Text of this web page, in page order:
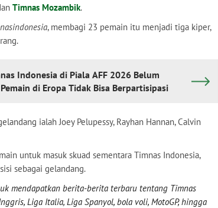
Timnas Mozambik.
, membagi 23 pemain itu menjadi tiga kiper,
Indonesia di Piala AFF 2026 Belum
di Eropa Tidak Bisa Berpartisipasi
ialah Joey Pelupessy, Rayhan Hannan, Calvin
untuk masuk skuad sementara Timnas Indonesia,
sebagai gelandang.
mendapatkan berita-berita terbaru tentang Timnas
Liga Italia, Liga Spanyol, bola voli, MotoGP, hingga